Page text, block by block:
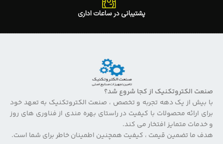
پشتیبانی در ساعات اداری
صنعت الکتروتکنیک از کجا شروع شد؟
با بیش از یک دهه تجربه و تخصص ، صنعت الکتروتکنیک به تعهد خود
برای ارائه محصولات با کیفیت در راستای بهره مندی از فناوری های روز
و خدمات متمایز افتخار می کند.
هدف ما تضمین قیمت ، کیفیت همچنین اطمینان خاطر برای شما است.